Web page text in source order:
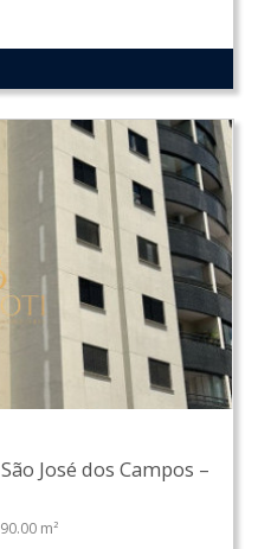
São José dos Campos –
90.00 m²